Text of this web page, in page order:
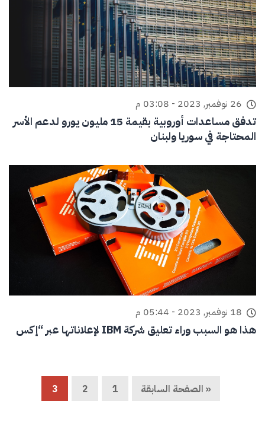
26 نوفمبر, 2023 - 03:08 م
تدفق مساعدات أوروبية بقيمة 15 مليون يورو لدعم الأسر
المحتاجة في سوريا ولبنان
18 نوفمبر, 2023 - 05:44 م
هذا هو السبب وراء تعليق شركة IBM لإعلاناتها عبر “إكس
« الصفحة السابقة 1
2
3